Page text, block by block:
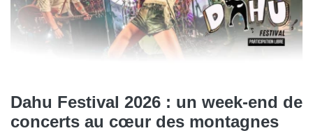
Dahu Festival 2026 : un week-end de
concerts au cœur des montagnes